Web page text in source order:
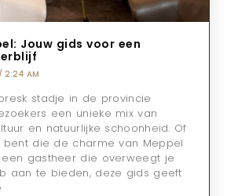
Jouw gids voor een
2:24 AM
stadje in de provincie
een unieke mix van
en natuurlijke schoonheid. Of
die de charme van Meppel
gastheer die overweegt je
aan te bieden, deze gids geeft